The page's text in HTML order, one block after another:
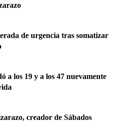
de urgencia tras somatizar
a los 19 y a los 47 nuevamente
creador de Sábados